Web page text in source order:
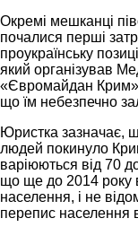
Окремі мешканці
почалися перші
проукраїнську
який організував
«Євромайдан Крим».
що їм небезпечно
Юристка зазначає,
людей покинуло
варіюються від 70
що ще до 2014 року
населення, і не
перепис населення